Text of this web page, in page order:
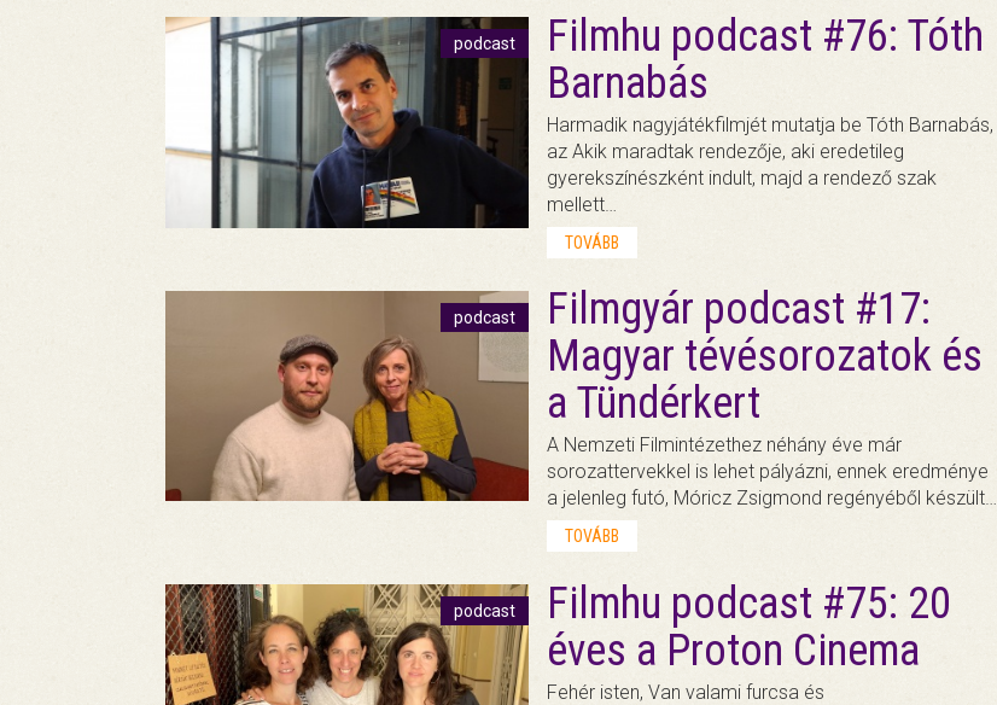
podcast
Filmhu podcast #76: Tóth
Barnabás
Harmadik nagyjátékfilmjét mutatja be Tóth Barnabás,
az Akik maradtak rendezője, aki eredetileg
gyerekszínészként indult, majd a rendező szak
mellett…
TOVÁBB
podcast
Filmgyár podcast #17:
Magyar tévésorozatok és
a Tündérkert
A Nemzeti Filmintézethez néhány éve már
sorozattervekkel is lehet pályázni, ennek eredménye
a jelenleg futó, Móricz Zsigmond regényéből készült…
TOVÁBB
podcast
Filmhu podcast #75: 20
éves a Proton Cinema
Fehér isten, Van valami furcsa és